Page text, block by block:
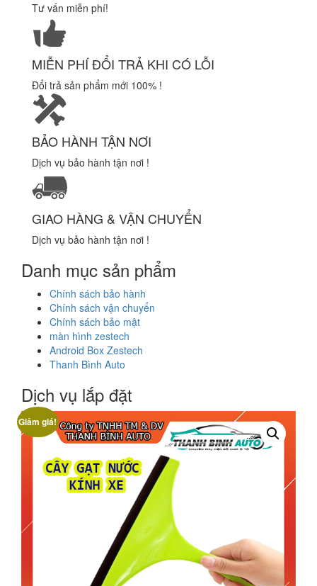
Tư vấn miễn phí!
MIỄN PHÍ ĐỔI TRẢ KHI CÓ LỖI
Đổi trả sản phẩm mới 100% !
BẢO HÀNH TẬN NƠI
Dịch vụ bảo hành tận nơi !
GIAO HÀNG & VẬN CHUYỂN
Dịch vụ bảo hành tận nơi !
Danh mục sản phẩm
Chính sách bảo hành
Chính sách vận chuyển
Chính sách bảo mật
màn hình zestech
Android Box Zestech
Thanh Bình Auto
Dịch vụ lắp đặt
Giảm giá!